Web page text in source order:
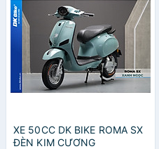
XE 50CC DK BIKE ROMA SX
ĐÈN KIM CƯƠNG